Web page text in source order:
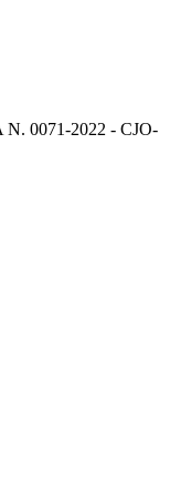
N. 0071-2022 - CJO-